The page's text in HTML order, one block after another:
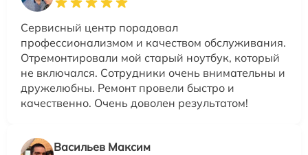
Сервисный центр порадовал
профессионализмом и качеством обслуживания.
Отремонтировали мой старый ноутбук, который
не включался. Сотрудники очень внимательны и
дружелюбны. Ремонт провели быстро и
качественно. Очень доволен результатом!
Васильев Максим